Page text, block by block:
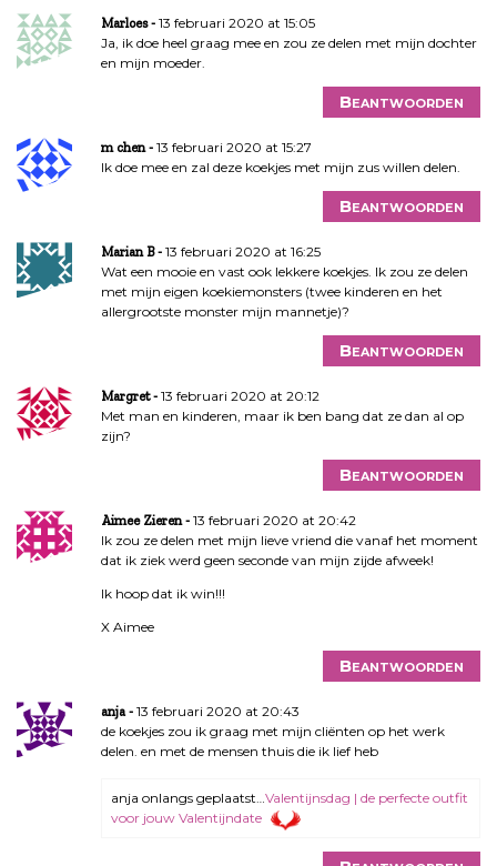
Marloes
13 februari 2020 at 15:05
Ja, ik doe heel graag mee en zou ze delen met mijn dochter
en mijn moeder.
Beantwoorden
m chen
13 februari 2020 at 15:27
Ik doe mee en zal deze koekjes met mijn zus willen delen.
Beantwoorden
Marian B
13 februari 2020 at 16:25
Wat een mooie en vast ook lekkere koekjes. Ik zou ze delen
met mijn eigen koekiemonsters (twee kinderen en het
allergrootste monster mijn mannetje)?
Beantwoorden
Margret
13 februari 2020 at 20:12
Met man en kinderen, maar ik ben bang dat ze dan al op
zijn?
Beantwoorden
Aimee Zieren
13 februari 2020 at 20:42
Ik zou ze delen met mijn lieve vriend die vanaf het moment
dat ik ziek werd geen seconde van mijn zijde afweek!
Ik hoop dat ik win!!!
X Aimee
Beantwoorden
anja
13 februari 2020 at 20:43
de koekjes zou ik graag met mijn cliënten op het werk
delen. en met de mensen thuis die ik lief heb
anja onlangs geplaatst…Valentijnsdag | de perfecte outfit
voor jouw Valentijndate